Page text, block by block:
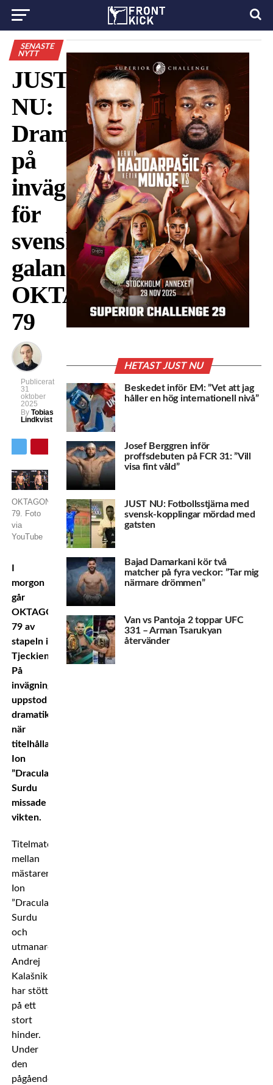
SENASTE
NYTT
JUST
NU:
Dramatik
på
invägningen
för
svensk-
galan
OKTAGON
79
Publicerat
31
oktober
2025
By Tobias
Lindkvist
OKTAGON
79. Foto
via
YouTube
morgon
går
OKTAGON
79 av
stapeln i
Tjeckien.
På
invägningen
uppstod
dramatik
när
titelhållaren
Ion
”Dracula”
Surdu
missade
vikten.
Titelmatchen
mellan
mästaren
Ion
”Dracula”
Surdu
och
utmanaren
Andrej
Kalašnik
har stött
på ett
stort
hinder.
Under
den
pågående
HETAST JUST NU
Beskedet inför EM: ”Vet att jag
håller en hög internationell nivå”
Josef Berggren inför
proffsdebuten på FCR 31: ”Vill
visa fint våld”
JUST NU: Fotbollsstjärna med
svensk-kopplingar mördad med
gatsten
Bajad Damarkani kör två
matcher på fyra veckor: ”Tar mig
närmare drömmen”
Van vs Pantoja 2 toppar UFC
331 – Arman Tsarukyan
återvänder